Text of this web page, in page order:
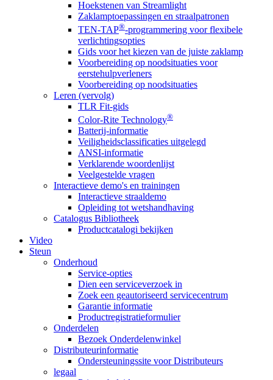
Hoekstenen van Streamlight
Zaklamptoepassingen en straalpatronen
TEN-TAP®-programmering voor flexibele
verlichtingsopties
Gids voor het kiezen van de juiste zaklamp
Voorbereiding op noodsituaties voor
eerstehulpverleners
Voorbereiding op noodsituaties
Leren (vervolg)
TLR Fit-gids
Color-Rite Technology®
Batterij-informatie
Veiligheidsclassificaties uitgelegd
ANSI-informatie
Verklarende woordenlijst
Veelgestelde vragen
Interactieve demo's en trainingen
Interactieve straaldemo
Opleiding tot wetshandhaving
Catalogus Bibliotheek
Productcatalogi bekijken
Video
Steun
Onderhoud
Service-opties
Dien een serviceverzoek in
Zoek een geautoriseerd servicecentrum
Garantie informatie
Productregistratieformulier
Onderdelen
Bezoek Onderdelenwinkel
Distributeurinformatie
Ondersteuningssite voor Distributeurs
legaal